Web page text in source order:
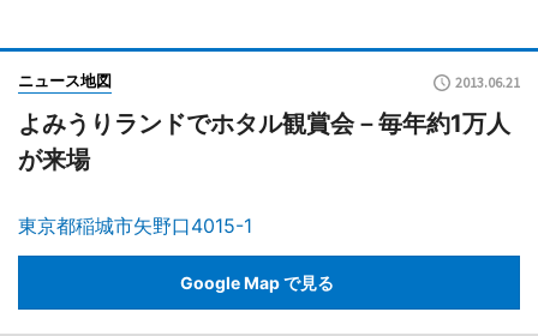
ニュース地図 2013.06.21
よみうりランドでホタル観賞会－毎年約1万人
が来場
東京都稲城市矢野口4015-1
Google Map で見る